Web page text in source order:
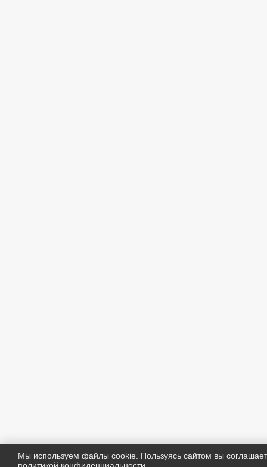
Мы используем файлы cookie. Пользуясь сайтом вы